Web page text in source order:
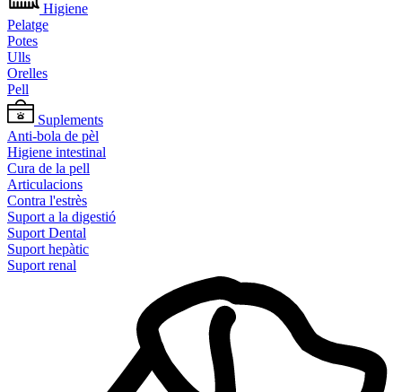
Higiene
Pelatge
Potes
Ulls
Orelles
Pell
Suplements
Anti-bola de pèl
Higiene intestinal
Cura de la pell
Articulacions
Contra l'estrès
Suport a la digestió
Suport Dental
Suport hepàtic
Suport renal